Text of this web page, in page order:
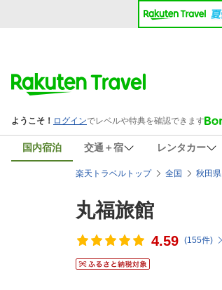
国内宿泊 交通＋宿 レンタカー
楽天トラベルトップ 全国 秋田県
丸福旅館
4.59 (155件)